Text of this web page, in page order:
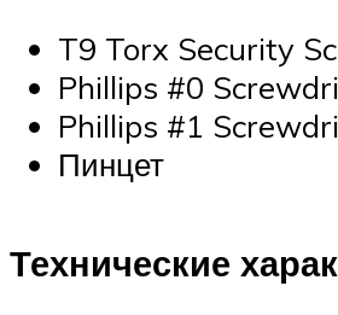
T9 Torx Security
Phillips #0
Phillips #1
Пинцет
Технические